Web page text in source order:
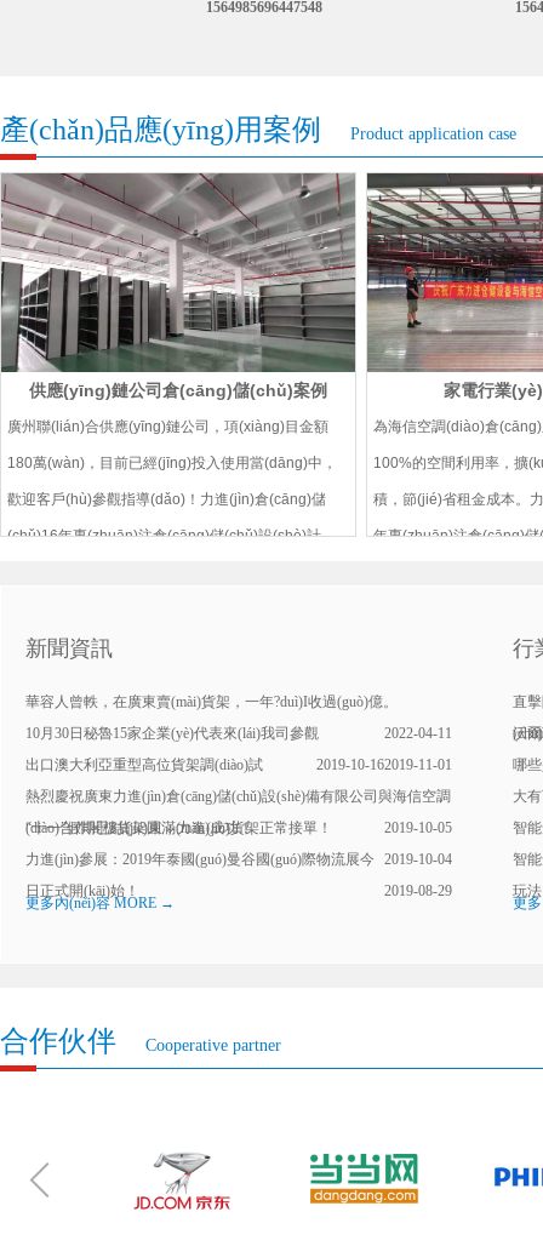
1564985696447548
產(chǎn)品應(yīng)用案例 Product application case
供應(yīng)鏈公司倉(cāng)儲(chǔ)案例
廣州聯(lián)合供應(yīng)鏈公司，項(xiàng)目金額
180萬(wàn)，目前已經(jīng)投入使用當(dāng)中，
歡迎客戶(hù)參觀指導(dǎo)！力進(jìn)倉(cāng)儲
(chǔ)16年專(zhuān)注倉(cāng)儲(chǔ)設(shè)計
家電行業
為海信空調(diào)倉
100%的空間利用率，擴
積，節(jié)省租金成本。
年專(zhuān)注倉(cāng)
新聞資訊
華容人曾軼，在廣東賣(mài)貨架，一年?duì)I收過(guò)億。
2022-04-11
10月30日秘魯15家企業(yè)代表來(lái)我司參觀
2019-11-01
出口澳大利亞重型高位貨架調(diào)試
2019-10-16
熱烈慶祝廣東力進(jìn)倉(cāng)儲(chǔ)設(shè)備有限公司與海信空調
(diào)合作閣樓貨架圓滿(mǎn)成功！
2019-10-05
“十一”假期已結(jié)束，力進(jìn)貨架正常接單！
2019-10-04
力進(jìn)參展：2019年泰國(guó)曼谷國(guó)際物流展今
日正式開(kāi)始！
2019-08-29
更多內(nèi)容 MORE →
行
直
沃
哪
大
智
智
玩
更
合作伙伴 Cooperative partner